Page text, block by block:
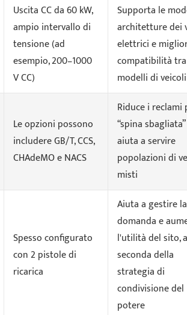
Uscita CC da 60 kW,
ampio intervallo di
tensione (ad
esempio, 200–1000
V CC)
Supporta le
architetture dei
elettrici e
compatibilità
modelli di veicoli
Le opzioni possono
includere GB/T, CCS,
CHAdeMO e NACS
Riduce i reclami
“spina
aiuta a servire
popolazioni di
misti
Spesso configurato
con 2 pistole di
ricarica
Aiuta a gestire la
domanda e
l'utilità del sito, a
seconda della
strategia di
condivisione del
potere